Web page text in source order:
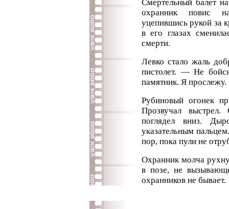
Смертельный балет
охранник повис
уцепившись рукой за
в его глазах
смерти.
Левко стало жаль
пистолет. — Не
памятник. Я прослежу.
Рубиновый огонек
Прозвучал
поглядел вниз.
указательным
пор, пока пули не
Охранник молча
в позе, не
охранников не бывает.